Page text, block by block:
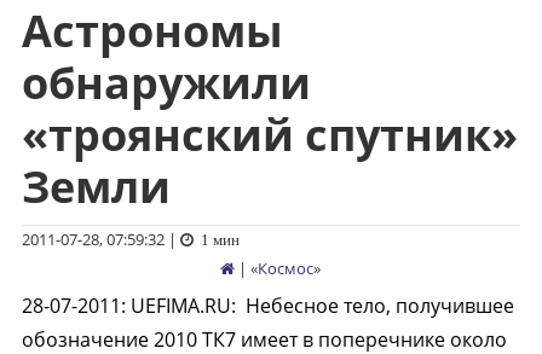
Перейти
содержимому
Астрономы
обнаружили
«троянский спутник»
Земли
2011-07-28, 07:59:32| 1 мин
| «Космос»
28-07-2011: UEFIMA.RU: Небесное тело, получившее
обозначение 2010 ТК7 имеет в поперечнике около